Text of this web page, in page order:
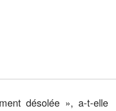
désolée », a-t-elle